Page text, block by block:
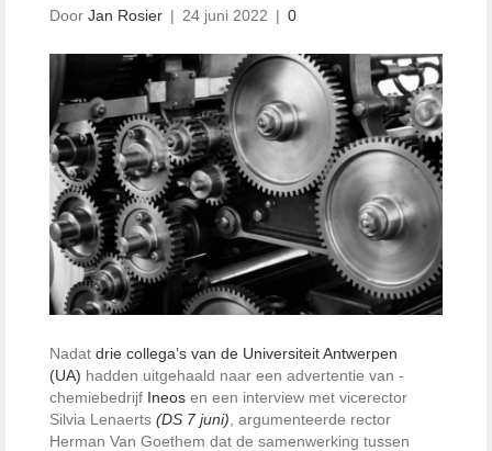
Door Jan Rosier | 24 juni 2022 | 0
Nadat drie collega’s van de Universiteit Antwerpen
(UA) hadden uit­gehaald naar een advertentie van ­
chemiebedrijf Ineos en een interview met vicerector
Silvia Lenaerts (DS 7 juni) , argumenteerde rector
Herman Van Goethem dat de samenwerking tussen